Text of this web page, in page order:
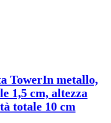
TowerIn metallo,
1,5 cm, altezza
totale 10 cm